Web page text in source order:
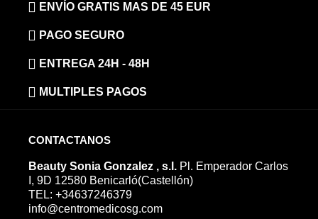
ENVÍO GRATIS MAS DE 45 EUR
PAGO SEGURO
ENTREGA 24H - 48H
MULTIPLES PAGOS
CONTACTANOS
Beauty Sonia Gonzalez , s.l. Pl. Emperador Carlos
I, 9D 12580 Benicarló(Castellón)
TEL: +34637246379
info@centromedicosg.com